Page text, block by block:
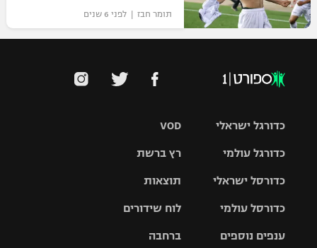
לוח דרושים – ג'ובנט
המגזין
תומר חבז | לפני 6 שנים
VOD
רץ ברשת
תוצאות
לוח שידורים
ברחבה
כדורגל ישראלי
גביע הטוטו
כדורגל עולמי
האלופות
ליגה
כדורסל ישראלי
סל
כדורסל עולמי
ענפים נוספים